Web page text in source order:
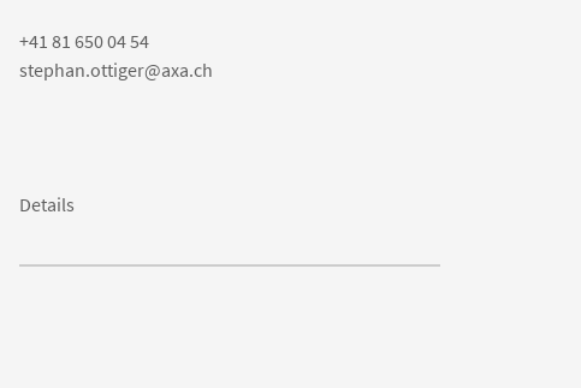
+41 81 650 04 54
stephan.ottiger@axa.ch
Details